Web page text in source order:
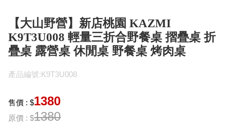
【大山野營】新店桃園 KAZMI
K9T3U008 輕量三折合野餐桌 摺疊桌 折
疊桌 露營桌 休閒桌 野餐桌 烤肉桌
產品編號:K9T3U008
售價 : $1380
原價 : $1380